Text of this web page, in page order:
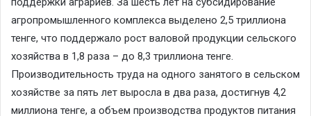
агропромышленного комплекса выделено 2,5 триллиона
тенге, что поддержало рост валовой продукции сельского
хозяйства в 1,8 раза – до 8,3 триллиона тенге.
Производительность труда на одного занятого в сельском
хозяйстве за пять лет выросла в два раза, достигнув 4,2
миллиона тенге, а объем производства продуктов питания